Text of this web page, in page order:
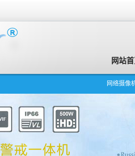
网站
网络摄像